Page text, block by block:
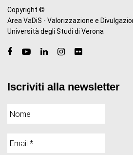
Copyright ©
Area VaDiS - Valorizzazione e
Università degli Studi di Verona
Iscriviti alla newsletter